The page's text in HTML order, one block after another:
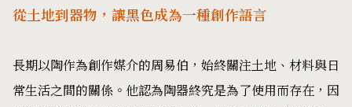
從土地到器物，讓黑色成為一種創作語言
長期以陶作為創作媒介的周易伯，始終關注土地、材料與日
常生活之間的關係。他認為陶器終究是為了使用而存在，因